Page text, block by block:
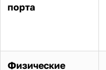
порта
Физические